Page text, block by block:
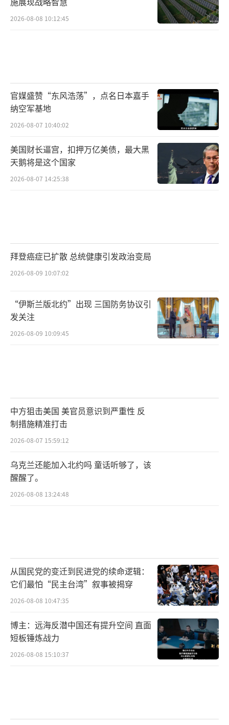
2026-08-08 10:12:45
官媒盛赞“东风浩荡”，点名日本嘉手
纳空军基地
2026-08-07 10:40:02
美国财长逼宫，扣押万亿美债，最大黑
天鹅将是这个国家
2026-08-07 14:25:38
拜登癌症已扩散 总统健康引发政治变局
2026-08-09 10:07:02
“伊斯兰版北约”出现 三国防务协议引
发关注
2026-08-09 10:09:45
中方狙击美国 美官员意识到严重性 反
制措施精准打击
2026-08-07 15:59:12
乌克兰还能加入北约吗 童话听够了，该
醒醒了。
2026-08-08 13:24:48
从国民党的变迁到民进党的续命逻辑：
它们最怕“民主台湾”叙事被揭穿
2026-08-08 10:47:35
博主：远海反潜中国还有提升空间 直面
短板锤炼战力
2026-08-08 15:10:37